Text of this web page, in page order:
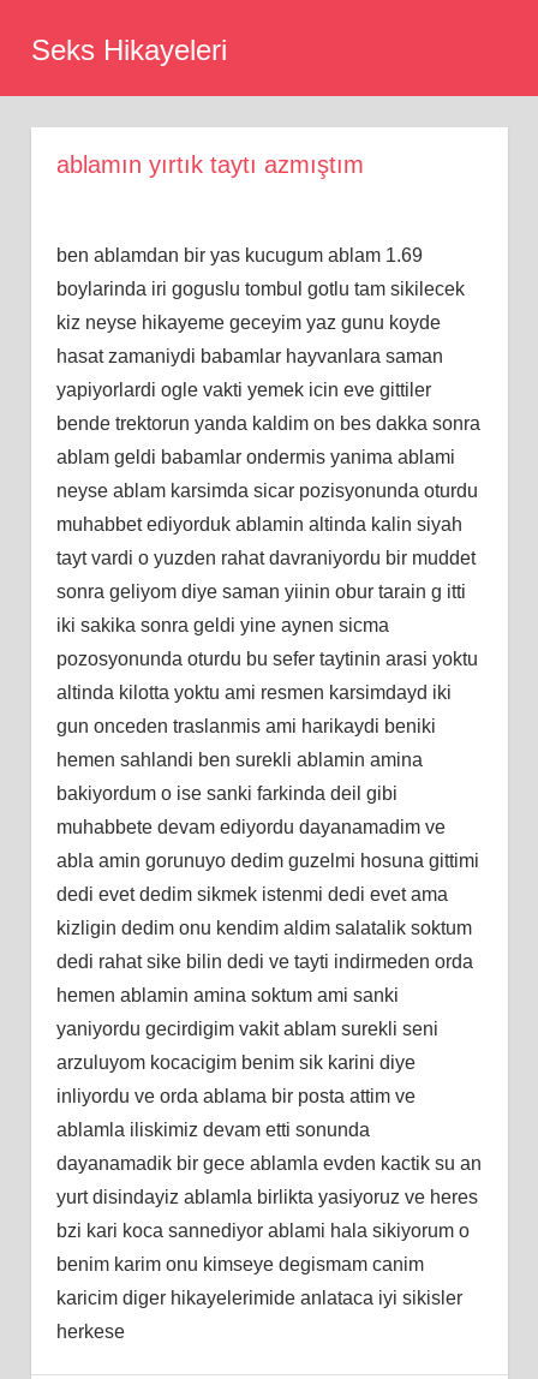
Seks Hikayeleri
ablamın yırtık taytı azmıştım
ben ablamdan bir yas kucugum ablam 1.69
boylarinda iri goguslu tombul gotlu tam sikilecek
kiz neyse hikayeme geceyim yaz gunu koyde
hasat zamaniydi babamlar hayvanlara saman
yapiyorlardi ogle vakti yemek icin eve gittiler
bende trektorun yanda kaldim on bes dakka sonra
ablam geldi babamlar ondermis yanima ablami
neyse ablam karsimda sicar pozisyonunda oturdu
muhabbet ediyorduk ablamin altinda kalin siyah
tayt vardi o yuzden rahat davraniyordu bir muddet
sonra geliyom diye saman yiinin obur tarain g itti
iki sakika sonra geldi yine aynen sicma
pozosyonunda oturdu bu sefer taytinin arasi yoktu
altinda kilotta yoktu ami resmen karsimdayd iki
gun onceden traslanmis ami harikaydi beniki
hemen sahlandi ben surekli ablamin amina
bakiyordum o ise sanki farkinda deil gibi
muhabbete devam ediyordu dayanamadim ve
abla amin gorunuyo dedim guzelmi hosuna gittimi
dedi evet dedim sikmek istenmi dedi evet ama
kizligin dedim onu kendim aldim salatalik soktum
dedi rahat sike bilin dedi ve tayti indirmeden orda
hemen ablamin amina soktum ami sanki
yaniyordu gecirdigim vakit ablam surekli seni
arzuluyom kocacigim benim sik karini diye
inliyordu ve orda ablama bir posta attim ve
ablamla iliskimiz devam etti sonunda
dayanamadik bir gece ablamla evden kactik su an
yurt disindayiz ablamla birlikta yasiyoruz ve heres
bzi kari koca sannediyor ablami hala sikiyorum o
benim karim onu kimseye degismam canim
karicim diger hikayelerimide anlataca iyi sikisler
herkese